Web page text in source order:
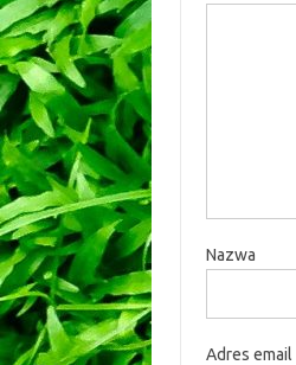
Nazwa
Adres email